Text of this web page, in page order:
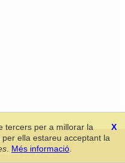
-Real Acadèmia de
de privacitat
X
tercers per a millorar la
ella estareu acceptant la
Més informació